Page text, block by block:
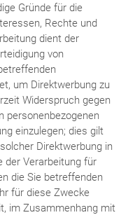
Gründe für die
Rechte und
dient der
von
um Direktwerbung zu
Widerspruch gegen
personenbezogenen
einzulegen; dies gilt
Direktwerbung in
der Verarbeitung für
die Sie betreffenden
für diese Zwecke
im Zusammenhang mit